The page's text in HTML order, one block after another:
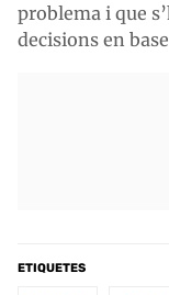
problema i que
decisions en
ETIQUETES